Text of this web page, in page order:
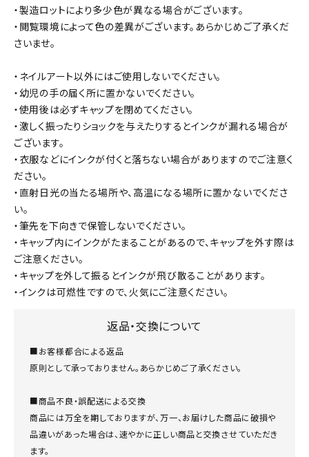
・製造ロットにより多少色が異なる場合がございます。
・閲覧環境によって色の差異がございます。あらかじめご了承くだ
さいませ。
・ネイルアート以外にはご使用しないでください。
・幼児の手の届く所に置かないでください。
・使用後は必ずキャップを閉めてください。
・激しく振ったりショックを与えたりするとインクが漏れる場合が
ございます。
・衣服などにインクが付くと落ちない場合がありますのでご注意く
ださい。
・直射日光の当たる場所や、高温になる場所に置かないでくださ
い。
・筆先を下向きで保管しないでください。
・キャップ内にインクがたまることがあるので、キャップを外す際は
ご注意ください。
・キャップを外して振るとインクが飛び散ることがあります。
・インクは可燃性ですので、火気にご注意ください。
返品・交換について
■お客様都合による返品
原則として承っておりません。あらかじめご了承ください。
■商品不良・誤配送による交換
商品には万全を期しておりますが、万一、お届けした商品に破損や
品違いがあった場合は、速やかに正しい商品と交換させていただき
ます。